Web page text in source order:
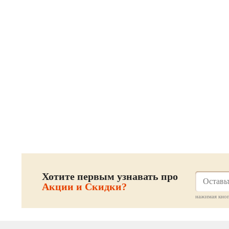
Хотите первым узнавать про
Акции и Скидки?
нажимая